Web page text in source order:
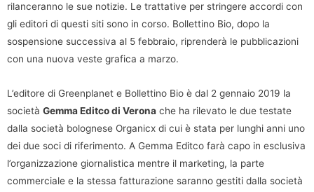
rilanceranno le sue notizie. Le trattative per stringere accordi con
gli editori di questi siti sono in corso. Bollettino Bio, dopo la
sospensione successiva al 5 febbraio, riprenderà le pubblicazioni
con una nuova veste grafica a marzo.
L’editore di Greenplanet e Bollettino Bio è dal 2 gennaio 2019 la
società Gemma Editco di Verona che ha rilevato le due testate
dalla società bolognese Organicx di cui è stata per lunghi anni uno
dei due soci di riferimento. A Gemma Editco farà capo in esclusiva
l’organizzazione giornalistica mentre il marketing, la parte
commerciale e la stessa fatturazione saranno gestiti dalla società